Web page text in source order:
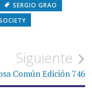
SERGIO GRAO
Siguiente
Común Edición 746